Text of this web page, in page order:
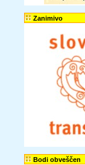
Zanimivo
Bodi obveščen